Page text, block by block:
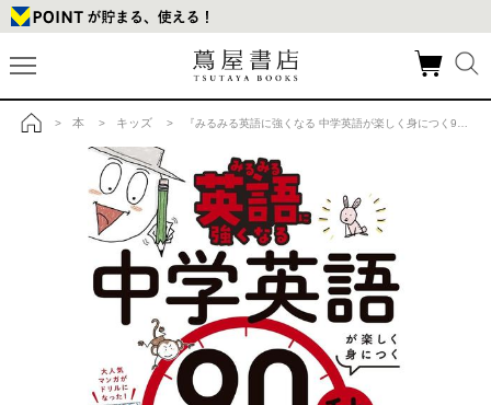
> 本 > キッズ > 『みるみる英語に強くなる 中学英語が楽しく身につく90秒ドリル』の商品詳細